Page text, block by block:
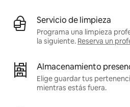
Servicio de limpieza
Programa una limpieza
la siguiente. Reserva un
Almacenamiento
Elige guardar tus
mientras estás fuera.